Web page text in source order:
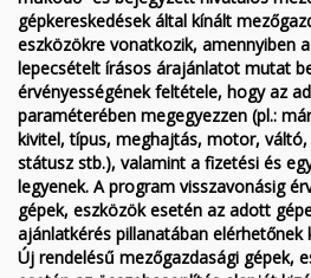
gépkereskedések által kínált
eszközökre vonatkozik, amennyiben
lepecsételt írásos árajánlatot mutat
érvényességének feltétele, hogy az
paraméterében megegyezzen (pl.:
kivitel, típus, meghajtás, motor,
státusz stb.), valamint a fizetési és
legyenek. A program visszavonásig
gépek, eszközök esetén az adott
ajánlatkérés pillanatában elérhetőnek
Új rendelésű mezőgazdasági gépek,